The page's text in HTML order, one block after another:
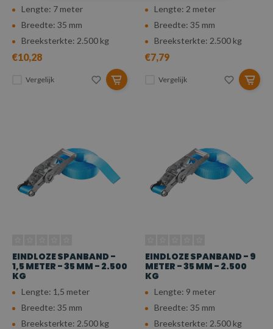
Lengte: 7 meter
Breedte: 35 mm
Breeksterkte: 2.500 kg
€10,28
Vergelijk
Lengte: 2 meter
Breedte: 35 mm
Breeksterkte: 2.500 kg
€7,79
Vergelijk
EINDLOZE SPANBAND -
1,5 METER - 35 MM - 2.500
KG
Lengte: 1,5 meter
Breedte: 35 mm
Breeksterkte: 2.500 kg
EINDLOZE SPANBAND - 9
METER - 35 MM - 2.500
KG
Lengte: 9 meter
Breedte: 35 mm
Breeksterkte: 2.500 kg